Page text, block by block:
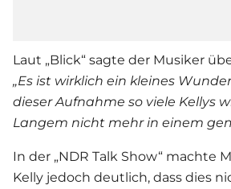
Laut „Blick“ sagte der Musiker
„Es ist wirklich ein kleines
dieser Aufnahme so viele Kellys
Langem nicht mehr in einem
In der „NDR Talk Show“ machte
Kelly jedoch deutlich, dass dies